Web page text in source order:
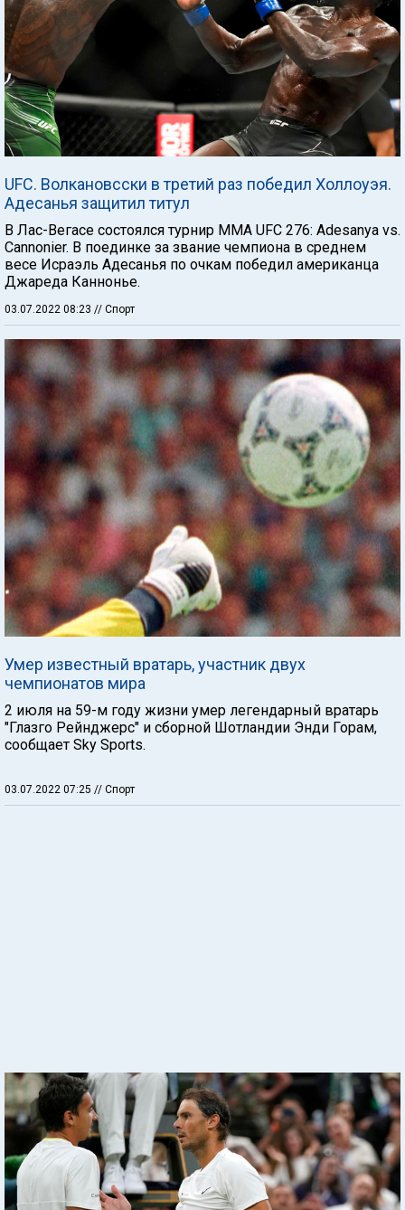
UFC. Волкановсски в третий раз победил Холлоуэя.
Адесанья защитил титул
В Лас-Вегасе состоялся турнир ММА UFC 276: Adesanya vs.
Cannonier. В поединке за звание чемпиона в среднем
весе Исраэль Адесанья по очкам победил американца
Джареда Каннонье.
03.07.2022 08:23 // Спорт
Умер известный вратарь, участник двух
чемпионатов мира
2 июля на 59-м году жизни умер легендарный вратарь
"Глазго Рейнджерс" и сборной Шотландии Энди Горам,
сообщает Sky Sports.
03.07.2022 07:25 // Спорт